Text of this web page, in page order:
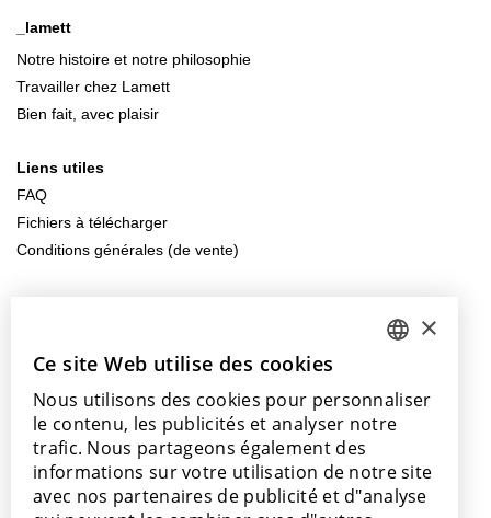
_lamett
Notre histoire et notre philosophie
Travailler chez Lamett
Bien fait, avec plaisir
Liens utiles
FAQ
Fichiers à télécharger
Conditions générales (de vente)
+32 56 77 45 15
Venez nous rendre visite
Nos points de vente
ENGLISH
FRENCH
×
Ce site Web utilise des cookies
Nous utilisons des cookies pour personnaliser
le contenu, les publicités et analyser notre
trafic. Nous partageons également des
informations sur votre utilisation de notre site
avec nos partenaires de publicité et d"analyse